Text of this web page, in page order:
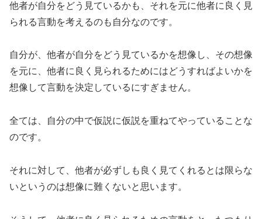
他者が自分をどう見ているかも、それを元に他者に良く見
られる言動を考えるのも自分なのです。
自分が、他者が自分をどう見ているかを想像し、その想像
を元に、他者に良く見られるためにはどうすればよいかを
想像して言動を決定しているにすぎません。
全ては、自分の中で仮説に仮説を重ねてやっていることな
のです。
それに対して、他者が必ずしも良く見てくれるとは限らな
いというのは想像に難くないと思います。